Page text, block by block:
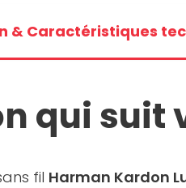
& Caractéristiques
qui
fil Harman Kardon